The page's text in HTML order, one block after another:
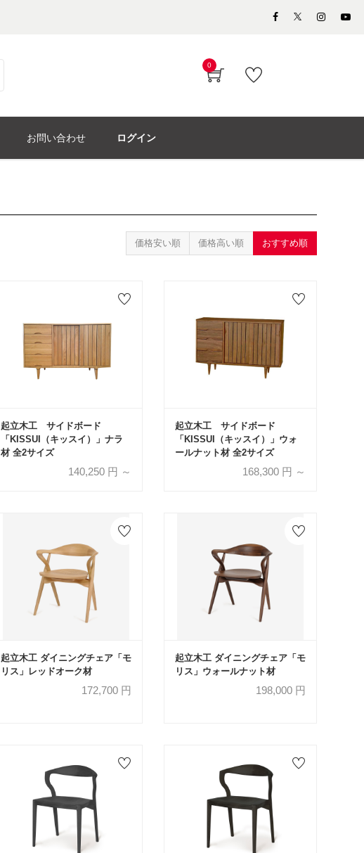
0
お問い合わせ ログイン
価格安い順 価格高い順 おすすめ順
起立木工 サイドボード
「KISSUI（キッスイ）」ナラ
材 全2サイズ
140,250 円 ～
起立木工 サイドボード
「KISSUI（キッスイ）」ウォ
ールナット材 全2サイズ
168,300 円 ～
起立木工 ダイニングチェア「モ
リス」レッドオーク材
172,700 円
起立木工 ダイニングチェア「モ
リス」ウォールナット材
198,000 円